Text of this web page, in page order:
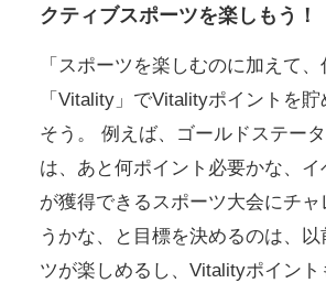
クティブスポーツを楽しもう！
「スポーツを楽しむのに加えて
「Vitality」でVitalityポイントを
そう。
例えば、ゴールドステー
は、あと何ポイント必要かな、イ
が獲得できるスポーツ大会にチャ
うかな、と目標を決めるのは、
ツが楽しめるし、Vitalityポイン